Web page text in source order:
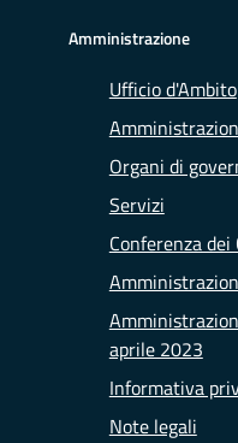
Amministrazione
Ufficio d'Ambito
Organi di
Servizi
Conferenza dei
aprile 2023
Informativa
Note legali